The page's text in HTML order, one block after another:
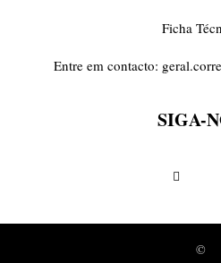
Ficha
Entre em contacto:
SIGA-
©